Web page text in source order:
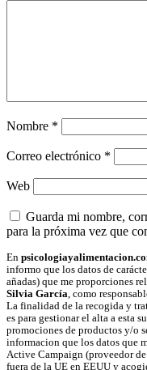
Nombre *
Correo electrónico *
Web
Guarda mi nombre,
para la próxima vez que
En
informo que los datos de
añadas) que me proporciones
Silvia García, como
La finalidad de la recogida y
es para gestionar el alta a esta
promociones de productos y/o
informacion que los datos que
Active Campaign (proveedor
fuera de la UE en EEUU y